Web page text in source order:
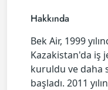
Hakkında
Bek Air, 1999
Kazakistan'da iş
kuruldu ve daha
başladı. 2011